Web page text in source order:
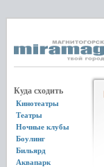
Куда сходить
Кинотеатры
Театры
Ночные клубы
Боулинг
Бильярд
Аквапарк